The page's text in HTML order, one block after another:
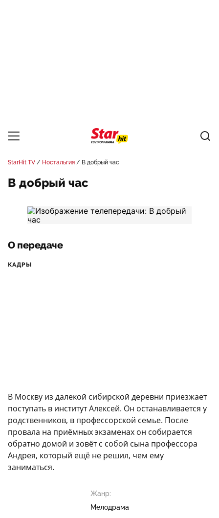
StarHit TV Ностальгия В добрый час
В добрый час
О передаче
КАДРЫ
В Москву из далекой сибирской деревни приезжает
поступать в институт Алексей. Он останавливается у
родственников, в профессорской семье. После
провала на приёмных экзаменах он собирается
обратно домой и зовёт с собой сына профессора
Андрея, который ещё не решил, чем ему
заниматься.
Жанр:
Мелодрама